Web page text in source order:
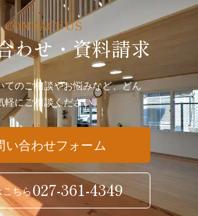
わせ・資料請求
てのご相談やお悩みなど、どん
軽にご相談ください。
い合わせフォーム
ちら 027-361-4349